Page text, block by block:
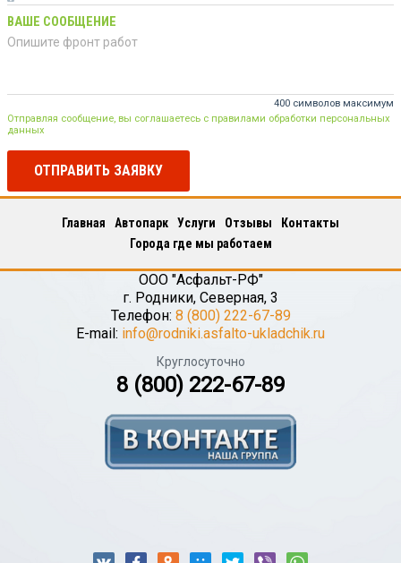
ВАШЕ СООБЩЕНИЕ
400 символов максимум
Отправляя сообщение, вы соглашаетесь с правилами обработки персональных
данных
ОТПРАВИТЬ ЗАЯВКУ
Главная Автопарк Услуги Отзывы
Контакты
Города где мы работаем
ООО "Асфальт-РФ"
г. Родники, Северная, 3
Телефон: 8 (800) 222-67-89
E-mail: info@rodniki.asfalto-ukladchik.ru
Круглосуточно
8 (800) 222-67-89